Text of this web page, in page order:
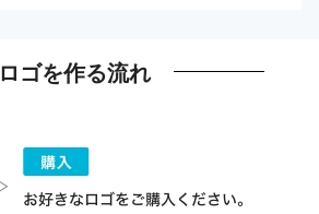
ロゴを作る流れ